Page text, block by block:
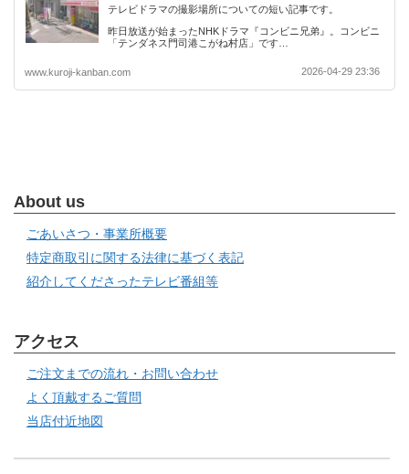
テレビドラマの撮影場所についての短い記事です。
昨日放送が始まったNHKドラマ『コンビニ兄弟』。コンビニ
「テンダネス門司港こがね村店」です…
www.kuroji-kanban.com 2026-04-29 23:36
About us
ごあいさつ・事業所概要
特定商取引に関する法律に基づく表記
紹介してくださったテレビ番組等
アクセス
ご注文までの流れ・お問い合わせ
よく頂戴するご質問
当店付近地図